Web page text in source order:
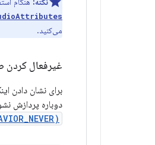
می‌کنید.
غیرفعال
برای نشان دادن
دوباره پردازش